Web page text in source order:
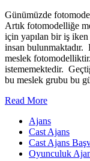
Günümüzde
Artık fotomodelliğe
için yapılan bir iş
insan
meslek
istememektedir.
bu meslek grubu bu
Read More
Ajans
Cast Ajans
Cast Ajans
Oyunculuk